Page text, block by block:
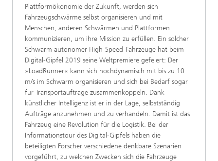
Plattformökonomie der Zukunft, werden sich
Fahrzeugschwärme selbst organisieren und mit
Menschen, anderen Schwärmen und Plattformen
kommunizieren, um ihre Mission zu erfüllen. Ein solcher
Schwarm autonomer High-Speed-Fahrzeuge hat beim
Digital-Gipfel 2019 seine Weltpremiere gefeiert: Der
»LoadRunner« kann sich hochdynamisch mit bis zu 10
m/s im Schwarm organisieren und sich bei Bedarf sogar
für Transportaufträge zusammenkoppeln. Dank
künstlicher Intelligenz ist er in der Lage, selbstständig
Aufträge anzunehmen und zu verhandeln. Damit ist das
Fahrzeug eine Revolution für die Logistik. Bei der
Informationstour des Digital-Gipfels haben die
beteiligten Forscher verschiedene denkbare Szenarien
vorgeführt, zu welchen Zwecken sich die Fahrzeuge